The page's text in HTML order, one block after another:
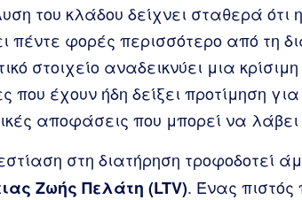
του κλάδου δείχνει σταθερά
πέντε φορές περισσότερο από τη
στοιχείο αναδεικνύει μια
που έχουν ήδη δείξει προτίμηση
αποφάσεις που μπορεί να λάβει
στη διατήρηση τροφοδοτεί
Ζωής Πελάτη (LTV). Ένας